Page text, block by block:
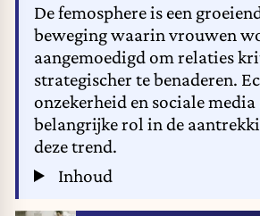
De femosphere is een
beweging waarin vrouwen
aangemoedigd om relaties
strategischer te benaderen.
onzekerheid en sociale media
belangrijke rol in de
deze trend.
Inhoud